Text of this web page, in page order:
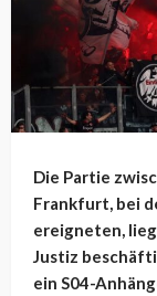
Die Partie
Frankfurt, bei
ereigneten,
Justiz
ein S04-